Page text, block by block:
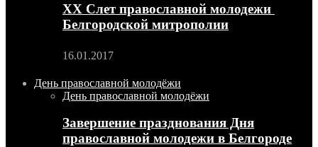
XX Слет православной молодежи
Белгородской митрополии
16.01.2017
День православной молодёжи
День православной молодёжи
Завершение празднования Дня
православной молодежи в Белгороде